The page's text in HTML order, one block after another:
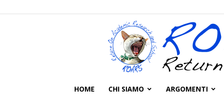
HOME CHI SIAMO ARGOMENTI